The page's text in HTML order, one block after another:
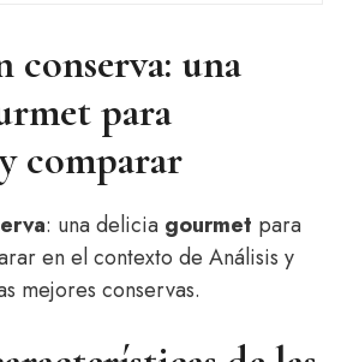
conserva: una
para
comparar
: una delicia gourmet para
en el contexto de Análisis y
mejores conservas.